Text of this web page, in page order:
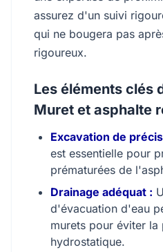
assurez d'un suivi
qui ne bougera pas
rigoureux.
Les éléments clés
Muret et asphalte
Excavation de
est essentielle pour
prématurées de
Drainage adéquat :
d'évacuation d'eau
murets pour éviter la
hydrostatique.